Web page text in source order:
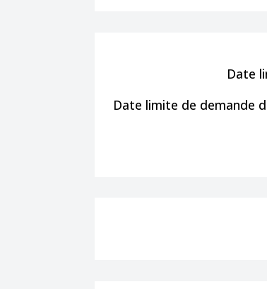
Date
Date limite de demande